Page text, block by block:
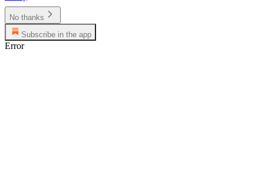
No thanks
Subscribe in the app
Error